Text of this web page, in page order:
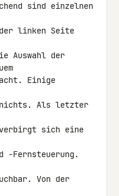
sind einzelnen
linken Seite
Auswahl der
Einige
Als letzter
verbirgt sich eine
-Fernsteuerung.
Von der